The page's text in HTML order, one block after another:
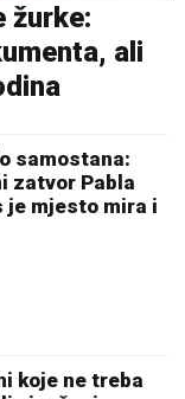
žurke:
ali
samostana:
zatvor Pabla
je mjesto mira i
koje ne treba